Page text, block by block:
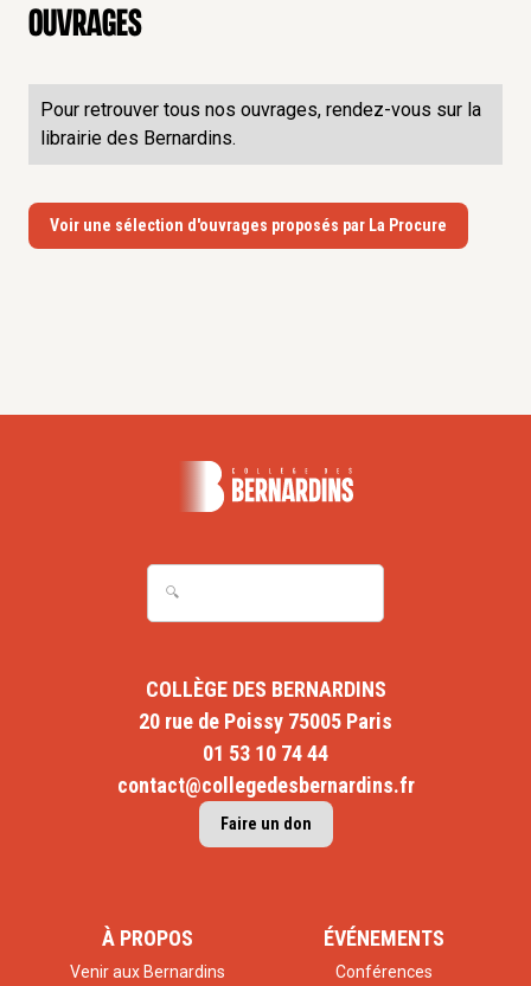
Ouvrages
Pour retrouver tous nos ouvrages, rendez-vous sur la
librairie des Bernardins.
Voir une sélection d'ouvrages proposés par La Procure
COLLÈGE DES BERNARDINS
20 rue de Poissy 75005 Paris
01 53 10 74 44
contact@collegedesbernardins.fr
Faire un don
À PROPOS
Venir aux Bernardins
ÉVÉNEMENTS
Conférences